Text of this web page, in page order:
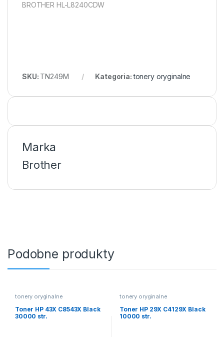
BROTHER HL-L8240CDW
SKU: TN249M Kategoria:tonery oryginalne
Marka
Brother
Podobne produkty
tonery oryginalne
Toner HP 43X C8543X Black
30000 str.
tonery oryginalne
Toner HP 29X C4129X Black
10000 str.